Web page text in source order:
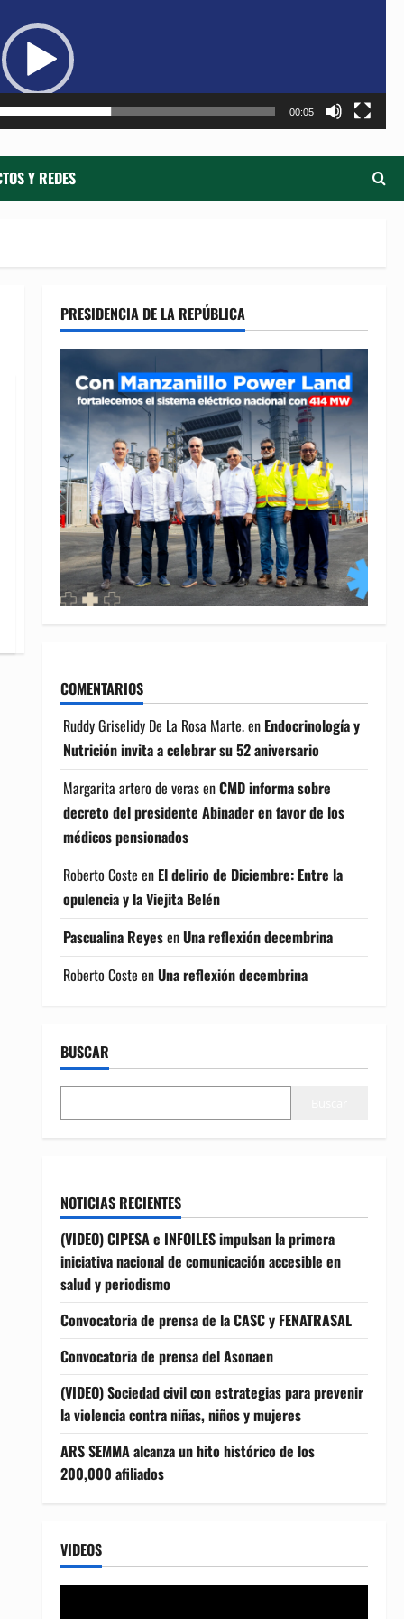
00:05
Y REDES
PRESIDENCIA DE LA REPÚBLICA
COMENTARIOS
Ruddy Griselidy De La Rosa Marte.en Endocrinología y
Nutrición invita a celebrar su 52 aniversario
Margarita artero de verasenCMD informa sobre
decreto del presidente Abinader en favor de los
médicos pensionados
Roberto Coste en El delirio de Diciembre: Entre la
opulencia y la Viejita Belén
Pascualina ReyesenUna reflexión decembrina
Roberto Coste enUna reflexión decembrina
BUSCAR
NOTICIAS RECIENTES
(VIDEO) CIPESA e INFOILES impulsan la primera
iniciativa nacional de comunicación accesible en
salud y periodismo
Convocatoria de prensa de la CASC y FENATRASAL
Convocatoria de prensa del Asonaen
(VIDEO) Sociedad civil con estrategias para prevenir
la violencia contra niñas, niños y mujeres
ARS SEMMA alcanza un hito histórico de los
200,000 afiliados
VIDEOS